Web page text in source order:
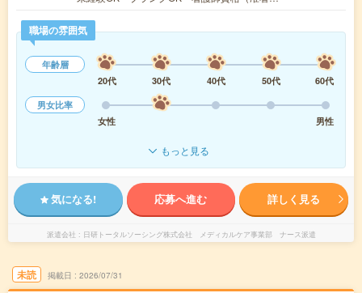
職場の雰囲気
年齢層
20代
30代 40代 50代
60代
男女比率
女性
男性
もっと見る
気になる! 応募へ進む 詳しく見る
派遣会社 日研トータルソーシング株式会社 メディカルケア事業部 ナース派遣
未読 掲載日 2026/07/31